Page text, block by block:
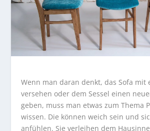
Wenn man daran denkt, das Sofa mit
versehen oder dem Sessel einen
geben, muss man etwas zum Thema
wissen. Die können weich sein und
anfühlen. Sie verleihen dem